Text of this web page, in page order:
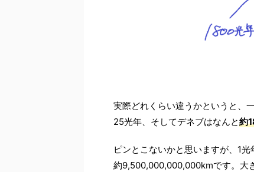
実際どれくらい違うかというと、
25光年、そしてデネブはなんと約
ピンとこないかと思いますが、1
約9,500,000,000,000kmです。大